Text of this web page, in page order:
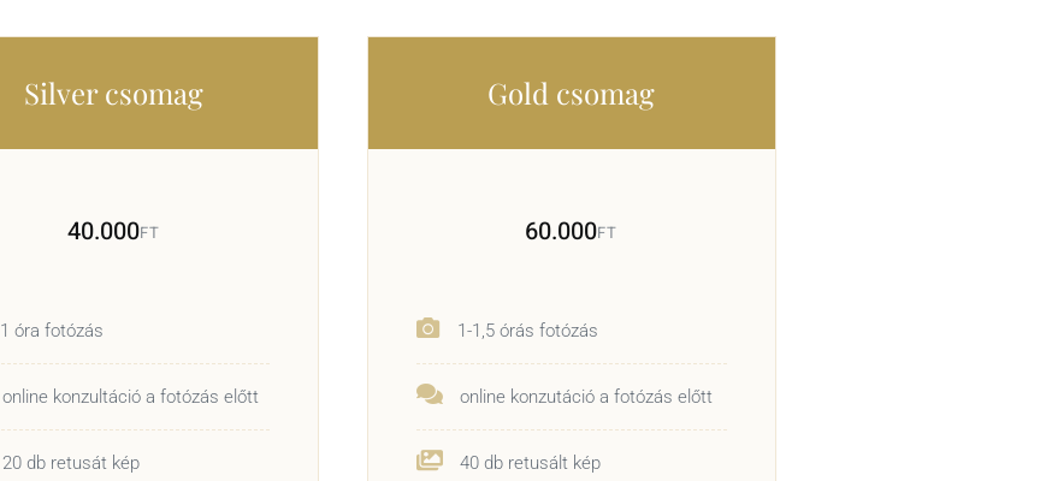
Silver csomag
40.000FT
1 óra fotózás
online konzultáció a fotózás előtt
20 db retusát kép
Gold csomag
60.000FT
1-1,5 órás fotózás
online konzutáció a fotózás előtt
40 db retusált kép